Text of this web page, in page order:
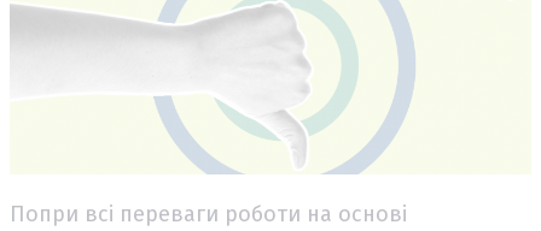
Попри всі переваги роботи на основі